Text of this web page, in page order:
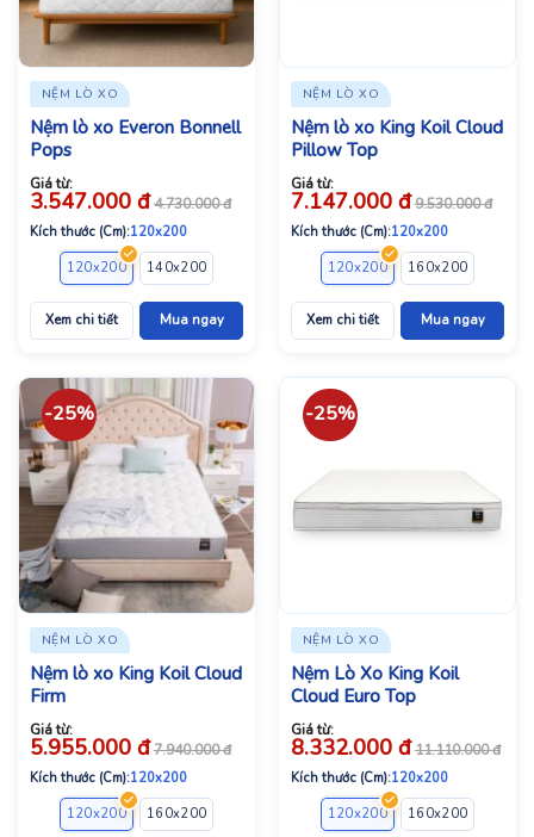
NỆM LÒ XO
Nệm lò xo Everon Bonnell
Pops
Giá từ:
3.547.000 đ 4.730.000đ
Kích thước (Cm):120x200
120x200
140x200 180x200
Xem chi tiết Mua ngay
NỆM LÒ XO
Nệm lò xo King Koil Cloud
Pillow Top
Giá từ:
7.147.000 đ 9.530.000đ
Kích thước (Cm):120x200
120x200
160x200
Xem chi tiết Mua ngay
-25%
NỆM LÒ XO
Nệm lò xo King Koil Cloud
Firm
Giá từ:
5.955.000 đ 7.940.000đ
Kích thước (Cm):120x200
120x200
160x200 200x220
-25%
NỆM LÒ XO
Nệm Lò Xo King Koil
Cloud Euro Top
Giá từ:
8.332.000 đ 11.110.000đ
Kích thước (Cm):120x200
120x200
160x200